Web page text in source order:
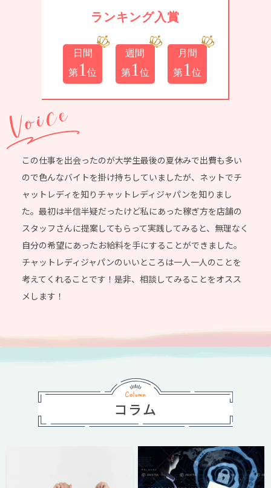
ランキング入賞
日間
第1 位
週間
第1 位
月間
第1 位
この仕事を出会ったのが大学生最後の夏休みで出費も多い
ので色んなバイトを掛け持ちしていましたが、ネットでチ
ャットレディを知りチャットレディジャパンを知りまし
た。最初は半信半疑だったけど私にあった稼ぎ方を店舗の
スタッフさんに提案してもらって実践してみると、無理なく
自分の希望にあったお給料を手にすることができました。
チャットレディジャパンのいいところは一人一人のことを
考えてくれることです！是非、相談してみることをオスス
メします！
コラム